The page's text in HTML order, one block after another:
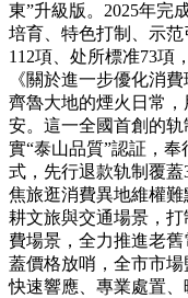
東”升級版。2025年完
培育、特色打制、示
112項、处所標准73項
《關於進一步優化消
齊魯大地的煙火日常
安。這一全國首創的
實“泰山品質”認証，
式，先行退款轨制覆
焦旅逛消費異地維權
耕文旅與交通場景，
費場景，全力推進老
蓋價格放哨，全市市場
快速響應、專業處置